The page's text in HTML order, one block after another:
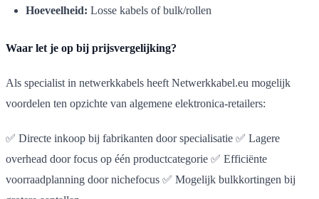
Hoeveelheid: Losse kabels of bulk/rollen
Waar let je op bij prijsvergelijking?
Als specialist in netwerkkabels heeft Netwerkkabel.eu mogelijk
voordelen ten opzichte van algemene elektronica-retailers:
✅ Directe inkoop bij fabrikanten door specialisatie ✅ Lagere
overhead door focus op één productcategorie ✅ Efficiënte
voorraadplanning door nichefocus ✅ Mogelijk bulkkortingen bij